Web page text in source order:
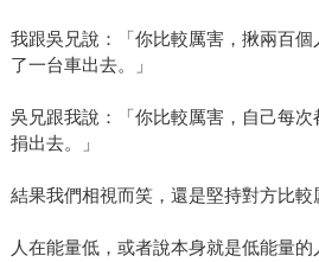
我跟吳兄說：「你比較厲害，揪兩百
了一台車出去。」
吳兄跟我說：「你比較厲害，自己每
捐出去。」
結果我們相視而笑，還是堅持對方比較
人在能量低，或者說本身就是低能量的